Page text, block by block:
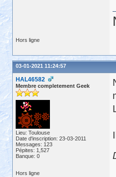
Hors ligne
03-01-2021 11:24:57
HAL46582
Membre completement Geek
Lieu: Toulouse
Date d'inscription: 23-03-2011
Messages: 123
Pépites: 1,527
Banque: 0
Hors ligne